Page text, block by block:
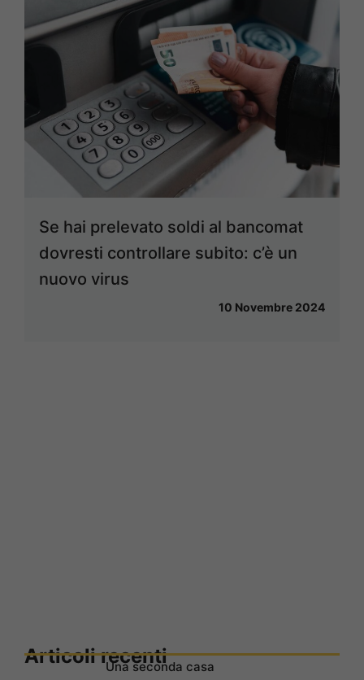
Se hai prelevato soldi al bancomat
dovresti controllare subito: c’è un
nuovo virus
10 Novembre 2024
Articoli recenti
Una seconda casa